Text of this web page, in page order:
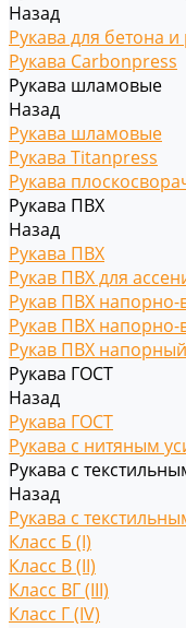
Назад
Рукава для бетона и
Рукава Carbonpress
Рукава шламовые
Назад
Рукава шламовые
Рукава Titanpress
Рукава
Рукава ПВХ
Назад
Рукава ПВХ
Рукав ПВХ для
Рукав ПВХ
Рукав ПВХ
Рукав ПВХ
Рукава ГОСТ
Назад
Рукава ГОСТ
Рукава с нитяным
Рукава с
Назад
Рукава с
Класс Б (I)
Класс В (II)
Класс ВГ (III)
Класс Г (IV)